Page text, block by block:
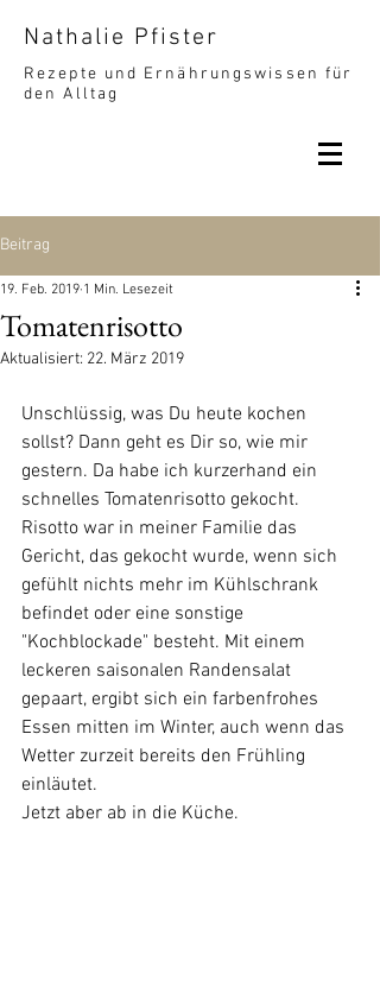
Nathalie Pfister
Rezepte und Ernährungswissen für
den Alltag
Beitrag
Tomatenrisotto
19. Feb. 2019 1 Min. Lesezeit
Aktualisiert: 22. März 2019
Unschlüssig, was Du heute kochen
sollst? Dann geht es Dir so, wie mir
gestern. Da habe ich kurzerhand ein
schnelles Tomatenrisotto gekocht.
Risotto war in meiner Familie das
Gericht, das gekocht wurde, wenn sich
gefühlt nichts mehr im Kühlschrank
befindet oder eine sonstige
"Kochblockade" besteht. Mit einem
leckeren saisonalen Randensalat
gepaart, ergibt sich ein farbenfrohes
Essen mitten im Winter, auch wenn das
Wetter zurzeit bereits den Frühling
einläutet.
Jetzt aber ab in die Küche.